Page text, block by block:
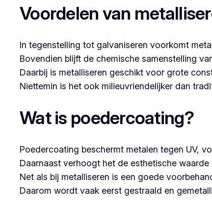
Voordelen van
In tegenstelling tot galvaniseren voorkomt
Bovendien blijft de chemische samenstelling
Daarbij is metalliseren geschikt voor grote
Niettemin is het ook milieuvriendelijker dan
Wat is poedercoating?
Poedercoating beschermt metalen tegen UV,
Daarnaast verhoogt het de esthetische waarde
Net als bij metalliseren is een goede
Daarom wordt vaak eerst gestraald en